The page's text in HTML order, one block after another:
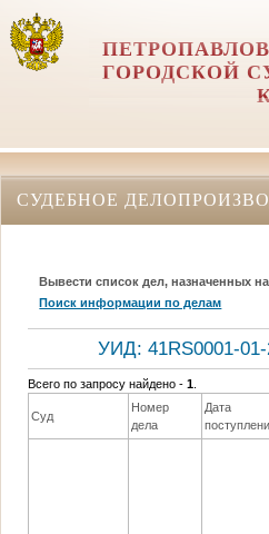
ГОРОДСКОЙ
СУДЕБНОЕ
Вывести список дел, назначенных на
Поиск информации по делам
УИД: 41RS0001-01-
Всего по запросу найдено -1
Суд
Номер
дела
Дата